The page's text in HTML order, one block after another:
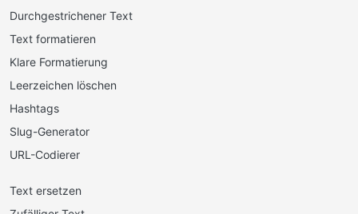
Durchgestrichener Text
Text formatieren
Klare Formatierung
Leerzeichen löschen
Hashtags
Slug-Generator
URL-Codierer
Text ersetzen